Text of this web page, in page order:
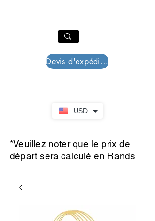
USD
Devis d'expédition
*Veuillez noter que le prix de
départ sera calculé en Rands